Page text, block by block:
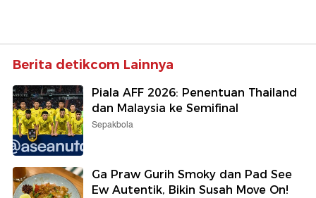
Berita detikcom Lainnya
Piala AFF 2026: Penentuan Thailand
dan Malaysia ke Semifinal
Sepakbola
Ga Praw Gurih Smoky dan Pad See
Ew Autentik, Bikin Susah Move On!